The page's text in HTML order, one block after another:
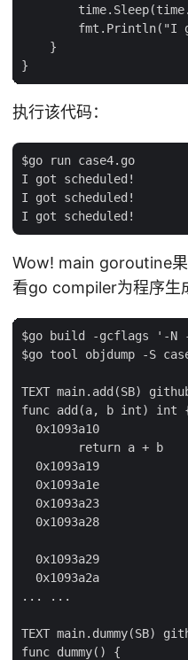
fmt.Println("I
    }
执行该代码：
$go run case4.go
I got scheduled!
I got scheduled!
Wow! main goroutine
看go compiler为程序生
$go build -gcflags '-N
$go tool objdump -S
TEXT main.add(SB)
func add(a, b int) int
0x1093a10
        return a + b
0x1093a19
0x1093a1e
0x1093a23
0x1093a28
0x1093a29
0x1093a2a
... ...
TEXT main.dummy(SB)
func dummy() {